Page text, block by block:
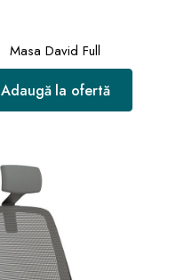
Masa David Full
Adaugă la ofertă